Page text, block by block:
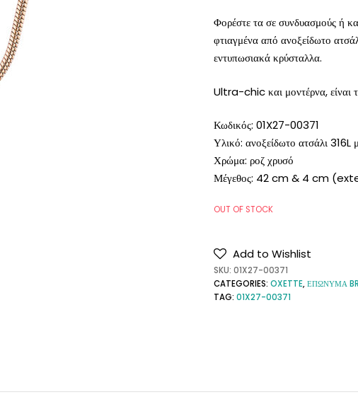
Φορέστε τα σε συνδυασμούς ή
φτιαγμένα από ανοξείδωτο
εντυπωσιακά κρύσταλλα.
Ultra-chic και μοντέρνα, είναι
Κωδικός: 01X27-00371
Υλικό: ανοξείδωτο ατσάλι 316L
Χρώμα: ροζ χρυσό
Μέγεθος: 42 cm & 4 cm
OUT OF STOCK
Add to Wishlist
SKU: 01X27-00371
CATEGORIES: OXETTE,ΕΠΩΝΥΜΑ
TAG: 01X27-00371